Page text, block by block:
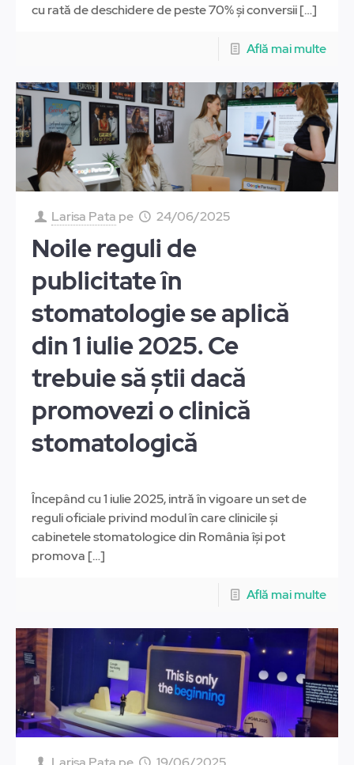
cu rată de deschidere de peste 70% și conversii[…]
Află mai multe
Larisa Pata pe 24/06/2025
Noile reguli de
publicitate în
stomatologie se aplică
din 1 iulie 2025. Ce
trebuie să știi dacă
promovezi o clinică
stomatologică
Începând cu 1 iulie 2025, intră în vigoare un set de
reguli oficiale privind modul în care clinicile și
cabinetele stomatologice din România își pot
promova […]
Află mai multe